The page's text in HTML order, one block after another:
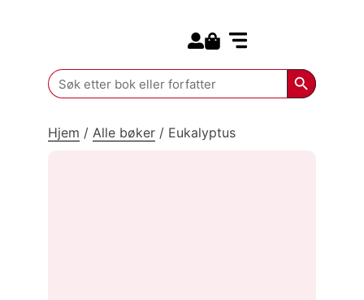
Search
for:
Search
Hjem / Alle bøker / Eukalyptus